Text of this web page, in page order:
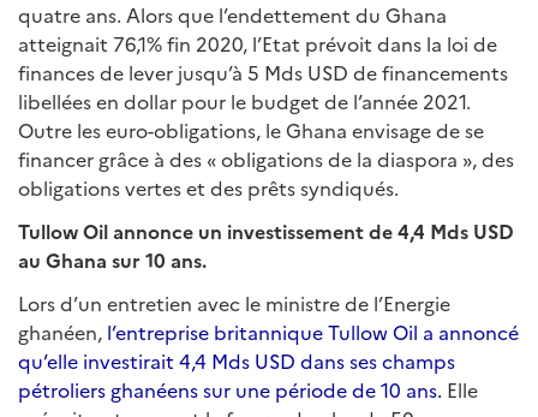
quatre ans. Alors que l’endettement du Ghana
atteignait 76,1% fin 2020, l’Etat prévoit dans la loi de
finances de lever jusqu’à 5 Mds USD de financements
libellées en dollar pour le budget de l’année 2021.
Outre les euro-obligations, le Ghana envisage de se
financer grâce à des « obligations de la diaspora », des
obligations vertes et des prêts syndiqués.
Tullow Oil annonce un investissement de 4,4 Mds USD
au Ghana sur 10 ans.
Lors d’un entretien avec le ministre de l’Energie
ghanéen, l’entreprise britannique Tullow Oil a annoncé
qu’elle investirait 4,4 Mds USD dans ses champs
pétroliers ghanéens sur une période de 10 ans. Elle